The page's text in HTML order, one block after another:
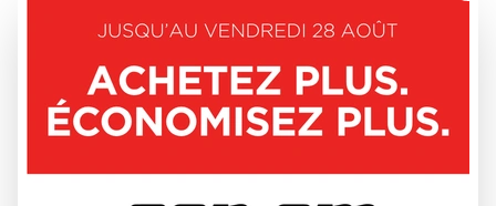
SKI-DOO 2027
MXZ